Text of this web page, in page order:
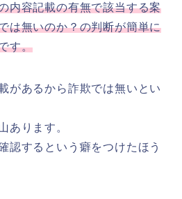
内容記載の有無で該当する案
は無いのか？の判断が簡単に
す。
があるから詐欺では無いとい
あります。
認するという癖をつけたほう